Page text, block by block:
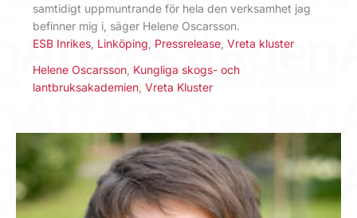
samtidigt uppmuntrande för hela den verksamhet jag
befinner mig i, säger Helene Oscarsson.
ESB Inrikes Linköping Pressrelease Vreta kluster
Helene Oscarsson Kungliga skogs- och
lantbruksakademien Vreta Kluster